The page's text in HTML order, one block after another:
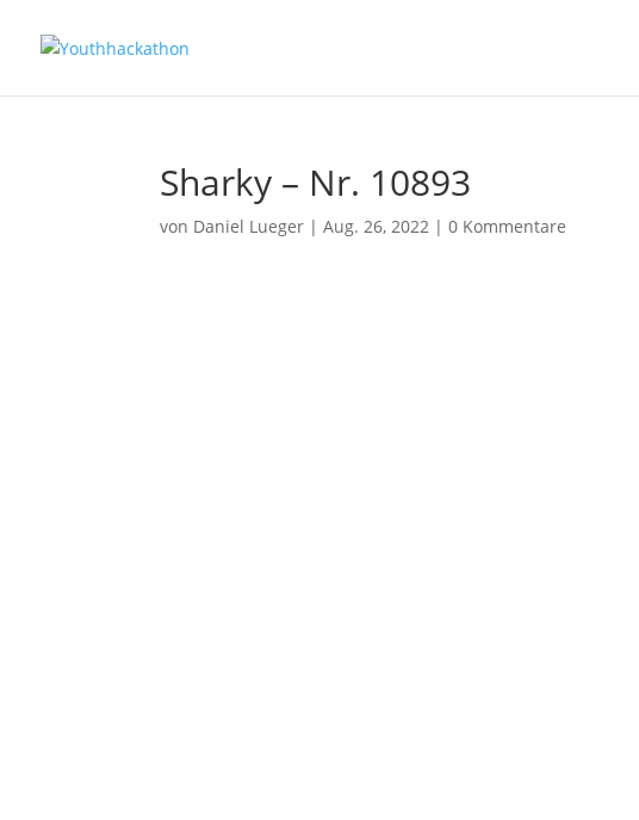
Sharky – Nr. 10893
von Daniel Lueger |Aug. 26, 2022 |0 Kommentare